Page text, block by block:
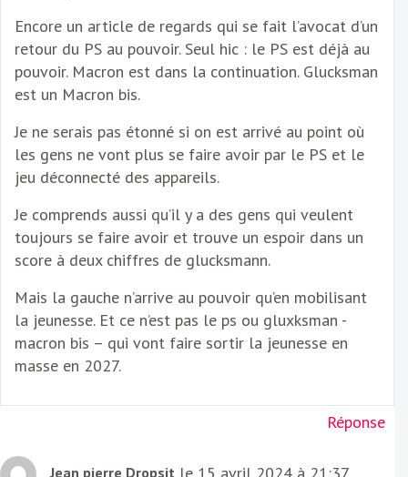
Encore un article de regards qui se fait l’avocat d’un
retour du PS au pouvoir. Seul hic : le PS est déjà au
pouvoir. Macron est dans la continuation. Glucksman
est un Macron bis.
Je ne serais pas étonné si on est arrivé au point où
les gens ne vont plus se faire avoir par le PS et le
jeu déconnecté des appareils.
Je comprends aussi qu’il y a des gens qui veulent
toujours se faire avoir et trouve un espoir dans un
score à deux chiffres de glucksmann.
Mais la gauche n’arrive au pouvoir qu’en mobilisant
la jeunesse. Et ce n’est pas le ps ou gluxksman -
macron bis – qui vont faire sortir la jeunesse en
masse en 2027.
Réponse
Jean pierre Dropsit le 15 avril 2024 à 21:37